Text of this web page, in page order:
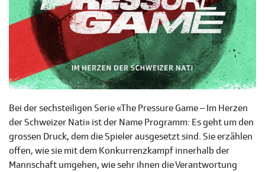
Bei der sechsteiligen Serie «The Pressure Game – Im Herzen
der Schweizer Nati» ist der Name Programm: Es geht um den
grossen Druck, dem die Spieler ausgesetzt sind. Sie erzählen
offen, wie sie mit dem Konkurrenzkampf innerhalb der
Mannschaft umgehen, wie sehr ihnen die Verantwortung